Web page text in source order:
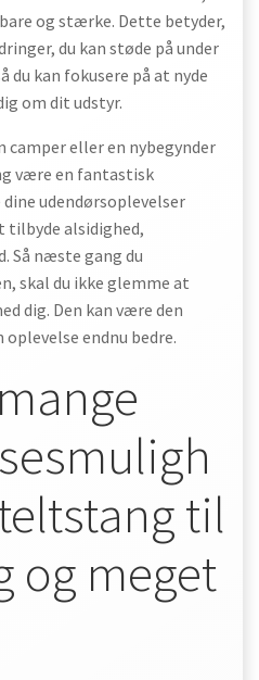
og stærke. Dette betyder,
du kan støde på under
du kan fokusere på at nyde
om dit udstyr.
camper eller en nybegynder
være en fantastisk
udendørsoplevelser
tilbyde alsidighed,
Så næste gang du
skal du ikke glemme at
dig. Den kan være den
endnu bedre.
til
og meget